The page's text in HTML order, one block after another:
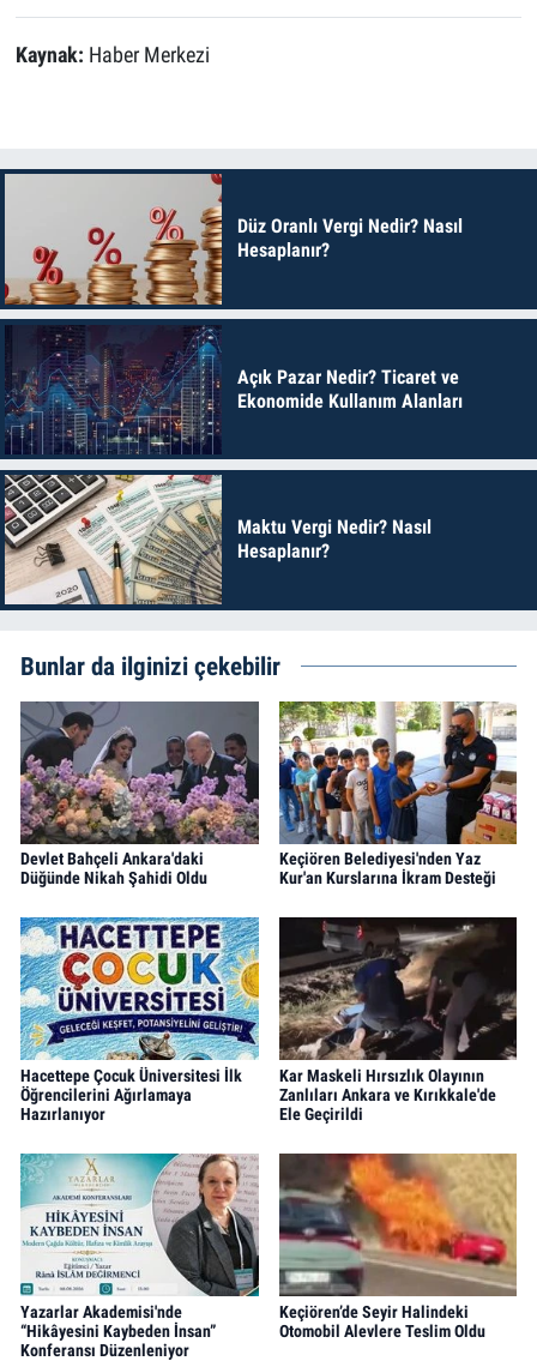
Kaynak: Haber Merkezi
Düz Oranlı Vergi Nedir? Nasıl
Hesaplanır?
Açık Pazar Nedir? Ticaret ve
Ekonomide Kullanım Alanları
Maktu Vergi Nedir? Nasıl
Hesaplanır?
Bunlar da ilginizi çekebilir
Devlet Bahçeli Ankara'daki
Düğünde Nikah Şahidi Oldu
Keçiören Belediyesi'nden Yaz
Kur'an Kurslarına İkram Desteği
Hacettepe Çocuk Üniversitesi İlk
Öğrencilerini Ağırlamaya
Hazırlanıyor
Kar Maskeli Hırsızlık Olayının
Zanlıları Ankara ve Kırıkkale'de
Ele Geçirildi
Yazarlar Akademisi'nde
“Hikâyesini Kaybeden İnsan”
Konferansı Düzenleniyor
Keçiören’de Seyir Halindeki
Otomobil Alevlere Teslim Oldu